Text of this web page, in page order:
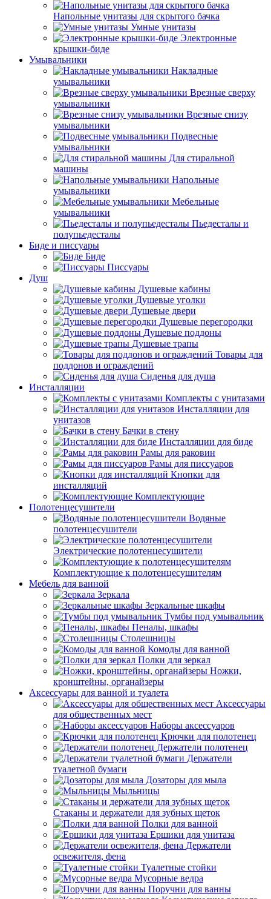
Напольные унитазы для скрытого бачка
Умные унитазы
Электронные
крышки-биде
Умывальники
Накладные
умывальники
Врезные сверху
умывальники
Врезные снизу
умывальники
Подвесные
умывальники
Для стиральной
машины
Напольные
умывальники
Мебельные
умывальники
Пьедесталы и
полупьедесталы
Биде и писсуары
Биде
Писсуары
Душ
Душевые кабины
Душевые уголки
Душевые двери
Душевые перегородки
Душевые поддоны
Душевые трапы
Товары для
поддонов и ограждений
Сиденья для душа
Инсталляции
Комплекты с унитазами
Инсталляции для
унитазов
Бачки в стену
Инсталляции для биде
Рамы для раковин
Рамы для писсуаров
Кнопки для
инсталляций
Комплектующие
Полотенцесушители
Водяные
полотенцесушители
Электрические полотенцесушители
Комплектующие к полотенцесушителям
Мебель для ванной
Зеркала
Зеркальные шкафы
Тумбы под умывальник
Пеналы, шкафы
Столешницы
Комоды для ванной
Полки для зеркал
Ножки,
кронштейны, органайзеры
Аксессуары для ванной и туалета
Аксессуары
для общественных мест
Наборы аксессуаров
Крючки для полотенец
Держатели полотенец
Держатели
туалетной бумаги
Дозаторы для мыла
Мыльницы
Стаканы и держатели для зубных щеток
Полки для ванной
Ершики для унитаза
Держатели
освежителя, фена
Туалетные стойки
Мусорные ведра
Поручни для ванны